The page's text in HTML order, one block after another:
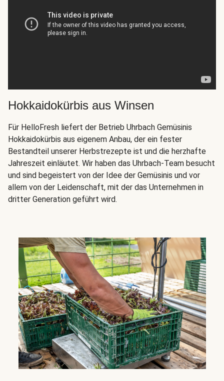
Hokkaidokürbis aus Winsen
Für HelloFresh liefert der Betrieb Uhrbach Gemüsinis
Hokkaidokürbis aus eigenem Anbau, der ein fester
Bestandteil unserer Herbstrezepte ist und die herzhafte
Jahreszeit einläutet. Wir haben das Uhrbach-Team besucht
und sind begeistert von der Idee der Gemüsinis und vor
allem von der Leidenschaft, mit der das Unternehmen in
dritter Generation geführt wird.